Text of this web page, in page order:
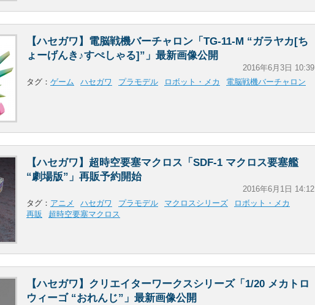
【ハセガワ】電脳戦機バーチャロン「TG-11-M “ガラヤカ[ち
ょーげんき♪すぺしゃる]”」最新画像公開
2016年6月3日 10:39
タグ： ゲーム ハセガワ プラモデル ロボット・メカ 電脳戦機バーチャロン
【ハセガワ】超時空要塞マクロス「SDF-1 マクロス要塞艦
“劇場版”」再販予約開始
2016年6月1日 14:12
タグ： アニメ ハセガワ プラモデル マクロスシリーズ
ロボット・メカ
再販
超時空要塞マクロス
【ハセガワ】クリエイターワークスシリーズ「1/20 メカトロ
ウィーゴ “おれんじ”」最新画像公開